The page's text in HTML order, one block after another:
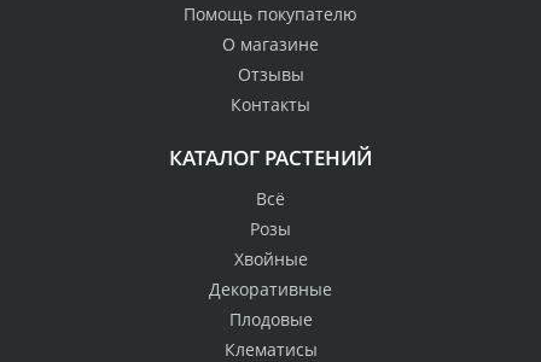
Помощь покупателю
О магазине
Отзывы
Контакты
КАТАЛОГ РАСТЕНИЙ
Всё
Розы
Хвойные
Декоративные
Плодовые
Клематисы